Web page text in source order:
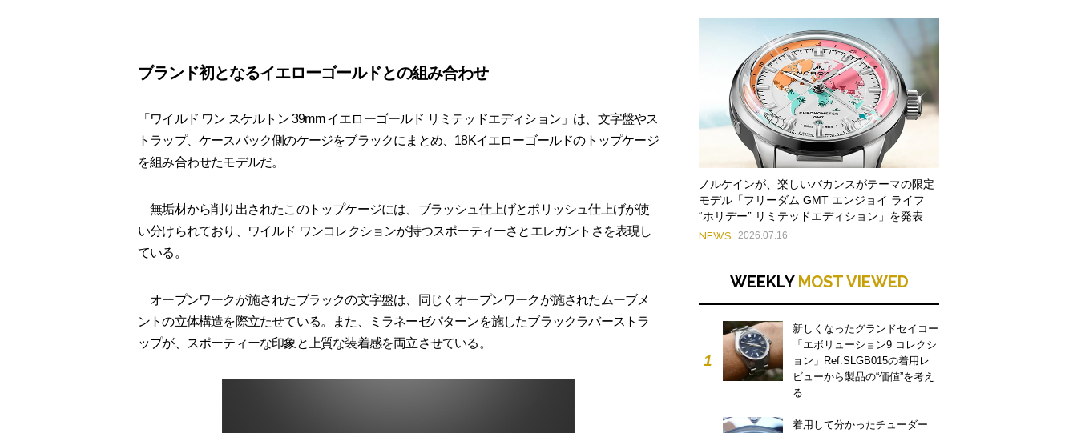
ブランド初となるイエローゴールドとの組み合わせ
「ワイルド ワン スケルトン 39mm イエローゴールド リミテッドエディション」は、文字盤やス
トラップ、ケースバック側のケージをブラックにまとめ、18Kイエローゴールドのトップケージ
を組み合わせたモデルだ。
無垢材から削り出されたこのトップケージには、ブラッシュ仕上げとポリッシュ仕上げが使
い分けられており、ワイルド ワンコレクションが持つスポーティーさとエレガントさを表現し
ている。
オープンワークが施されたブラックの文字盤は、同じくオープンワークが施されたムーブメ
ントの立体構造を際立たせている。また、ミラネーゼパターンを施したブラックラバーストラ
ップが、スポーティーな印象と上質な装着感を両立させている。
ノルケインが、楽しいバカンスがテーマの限定
モデル「フリーダム GMT エンジョイ ライフ
“ホリデー” リミテッドエディション」を発表
NEWS 2026.07.16
WEEKLY MOST VIEWED
1
新しくなったグランドセイコー
「エボリューション9 コレクシ
ョン」Ref.SLGB015の着用レ
ビューから製品の“価値”を考え
る
着用して分かったチューダー